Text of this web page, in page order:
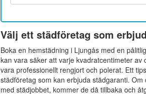
Välj ett städföretag som
Boka en hemstädning i Ljungås med en
kan vara säker att varje kvadratcentimeter av
vara professionellt rengjort och polerat. Ett
städföretag som kan erbjuda städgaranti. Om
med städjobbet, kommer de då tillbaka och